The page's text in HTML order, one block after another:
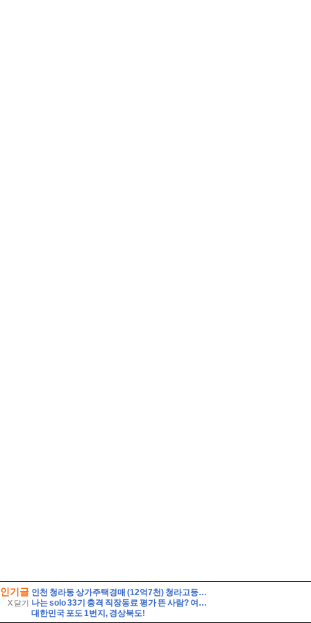
인기글
X 닫기
인천 청라동 상가주택경매 (12억7천) 청라고등학교인근 대지86평 건물129평 3층 다가구 근린주택 유찰1회 인천청라상가주택 법원경매 매매
나는 solo 33기 충격 직장동료 평가 뜬 사람? 여자출연자 나이 직업
대한민국 포도 1번지, 경상북도!